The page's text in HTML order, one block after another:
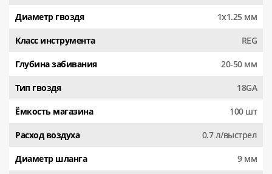
Диаметр гвоздя 1x1.25 мм
Класс инструмента REG
Глубина забивания 20-50 мм
Тип гвоздя 18GA
Ёмкость магазина 100 шт
Расход воздуха 0.7 л/выстрел
Диаметр шланга 9 мм